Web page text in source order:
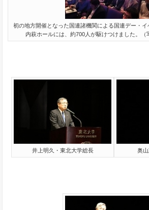
初の地方開催となった国連諸機関による国連デー・イ
内萩ホールには、約700人が駆けつけました。（
井上明久・東北大学総長 奥